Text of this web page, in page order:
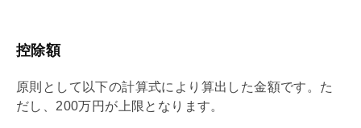
控除額
原則として以下の計算式により算出した金額です。た
だし、200万円が上限となります。